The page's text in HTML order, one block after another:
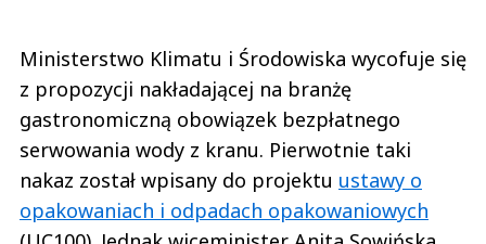
Ministerstwo Klimatu i Środowiska wycofuje się
z propozycji nakładającej na branżę
gastronomiczną obowiązek bezpłatnego
serwowania wody z kranu. Pierwotnie taki
nakaz został wpisany do projektu ustawy o
opakowaniach i odpadach opakowaniowych